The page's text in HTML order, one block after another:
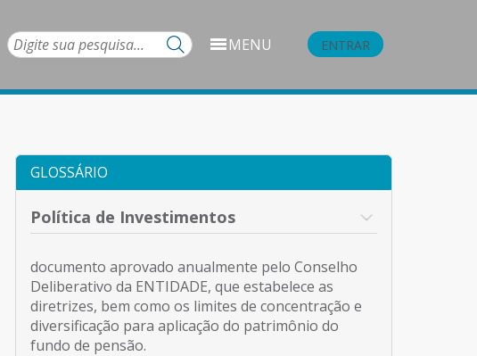
ENTRAR
MENU
GLOSSÁRIO
Política de Investimentos
documento aprovado anualmente pelo Conselho
Deliberativo da ENTIDADE, que estabelece as
diretrizes, bem como os limites de concentração e
diversificação para aplicação do patrimônio do
fundo de pensão.